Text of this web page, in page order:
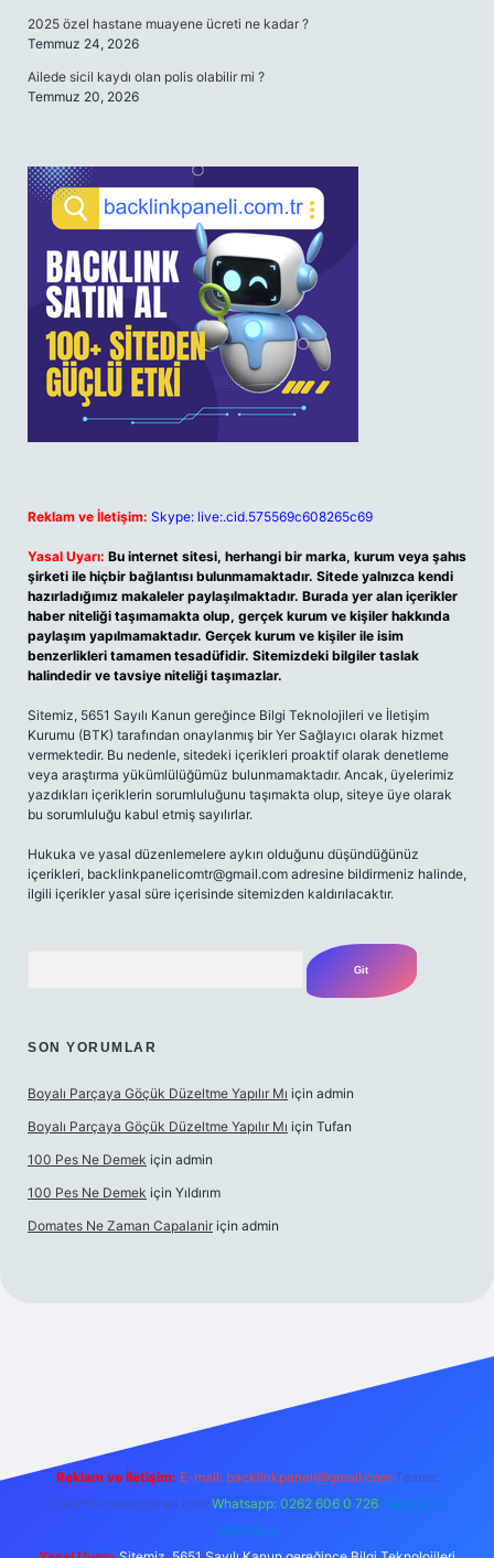
2025 özel hastane muayene ücreti ne kadar ?
Temmuz 24, 2026
Ailede sicil kaydı olan polis olabilir mi ?
Temmuz 20, 2026
Reklam ve İletişim: Skype: live:.cid.575569c608265c69
Yasal Uyarı: Bu internet sitesi, herhangi bir marka, kurum veya şahıs
şirketi ile hiçbir bağlantısı bulunmamaktadır. Sitede yalnızca kendi
hazırladığımız makaleler paylaşılmaktadır. Burada yer alan içerikler
haber niteliği taşımamakta olup, gerçek kurum ve kişiler hakkında
paylaşım yapılmamaktadır. Gerçek kurum ve kişiler ile isim
benzerlikleri tamamen tesadüfidir. Sitemizdeki bilgiler taslak
halindedir ve tavsiye niteliği taşımazlar.
Sitemiz, 5651 Sayılı Kanun gereğince Bilgi Teknolojileri ve İletişim
Kurumu (BTK) tarafından onaylanmış bir Yer Sağlayıcı olarak hizmet
vermektedir. Bu nedenle, sitedeki içerikleri proaktif olarak denetleme
veya araştırma yükümlülüğümüz bulunmamaktadır. Ancak, üyelerimiz
yazdıkları içeriklerin sorumluluğunu taşımakta olup, siteye üye olarak
bu sorumluluğu kabul etmiş sayılırlar.
Hukuka ve yasal düzenlemelere aykırı olduğunu düşündüğünüz
içerikleri, backlinkpanelicomtr@gmail.com adresine bildirmeniz halinde,
ilgili içerikler yasal süre içerisinde sitemizden kaldırılacaktır.
SON YORUMLAR
Boyalı Parçaya Göçük Düzeltme Yapılır Mı için admin
Boyalı Parçaya Göçük Düzeltme Yapılır Mı için Tufan
100 Pes Ne Demek için admin
100 Pes Ne Demek için Yıldırım
Domates Ne Zaman Capalanir için admin
Reklam ve İletişim: E-mail: backlinkpaneli@gmail.com Teams:
forumhizmeti@gmail.com Whatsapp: 0262 606 0 726 Telegram:
@karabul